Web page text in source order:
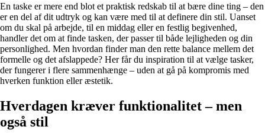
En taske er mere end blot et praktisk redskab til at bære dine ting – den
er en del af dit udtryk og kan være med til at definere din stil. Uanset
om du skal på arbejde, til en middag eller en festlig begivenhed,
handler det om at finde tasken, der passer til både lejligheden og din
personlighed. Men hvordan finder man den rette balance mellem det
formelle og det afslappede? Her får du inspiration til at vælge tasker,
der fungerer i flere sammenhænge – uden at gå på kompromis med
hverken funktion eller æstetik.
Hverdagen kræver funktionalitet – men
også stil